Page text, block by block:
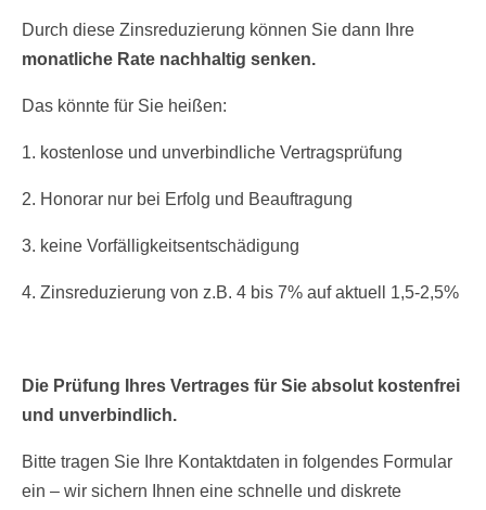
Durch diese Zinsreduzierung können Sie dann Ihre
monatliche Rate nachhaltig senken.
Das könnte für Sie heißen:
1. kostenlose und unverbindliche Vertragsprüfung
2. Honorar nur bei Erfolg und Beauftragung
3. keine Vorfälligkeitsentschädigung
4. Zinsreduzierung von z.B. 4 bis 7% auf aktuell 1,5-2,5%
Die Prüfung Ihres Vertrages für Sie absolut kostenfrei
und unverbindlich.
Bitte tragen Sie Ihre Kontaktdaten in folgendes Formular
ein – wir sichern Ihnen eine schnelle und diskrete